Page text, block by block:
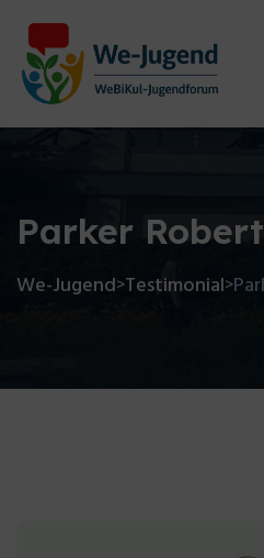
Parker Robert
We-Jugend>Testimonial>